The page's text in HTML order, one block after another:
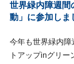
世界緑内障週間
動」に参加しま
今年も世界緑内障
トアップinグリ